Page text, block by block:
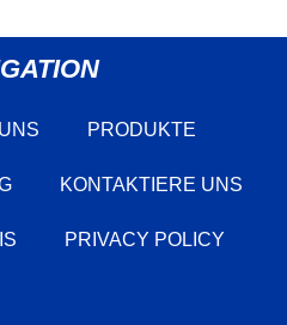
PRODUKTE
KONTAKTIERE UNS
PRIVACY POLICY